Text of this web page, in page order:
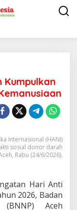
Kumpulkan
Internasional (HANI)
sosial donor darah
Rabu (24/6/2026).
Hari Anti
2026, Badan
Aceh